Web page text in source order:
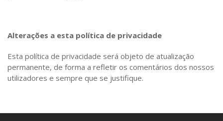
Alterações a esta política de privacidade
Esta política de privacidade será objeto de atualização
permanente, de forma a refletir os comentários dos nossos
utilizadores e sempre que se justifique.